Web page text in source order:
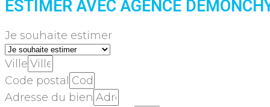
ESTIMER AVEC AGENCE
Je souhaite estimer
Ville
Code postal
Adresse du bien